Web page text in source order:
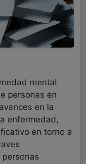
mental
personas en
en la
enfermedad,
en torno a